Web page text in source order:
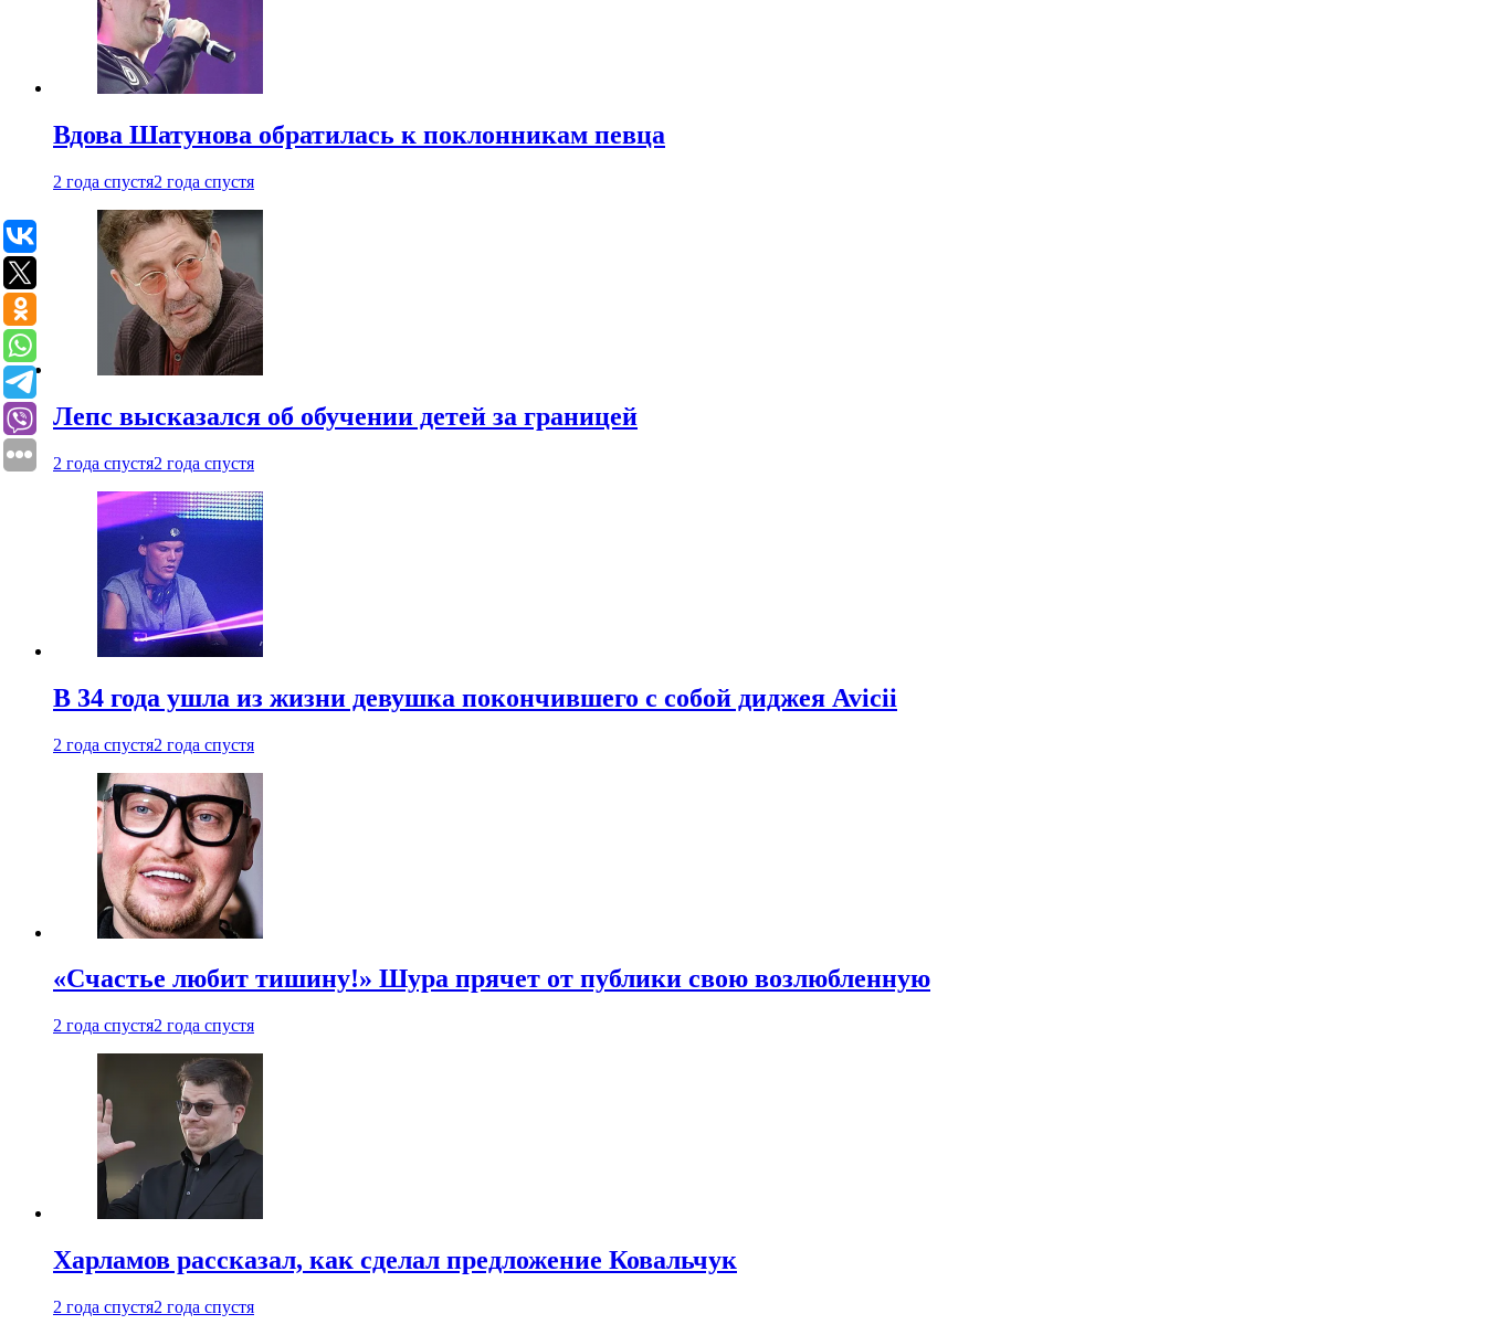
Вдова Шатунова обратилась к поклонникам певца
2 года спустя2 года спустя
Лепс высказался об обучении детей за границей
2 года спустя2 года спустя
В 34 года ушла из жизни девушка покончившего с собой диджея Avicii
2 года спустя2 года спустя
«Счастье любит тишину!» Шура прячет от публики свою возлюбленную
2 года спустя2 года спустя
Харламов рассказал, как сделал предложение Ковальчук
2 года спустя2 года спустя